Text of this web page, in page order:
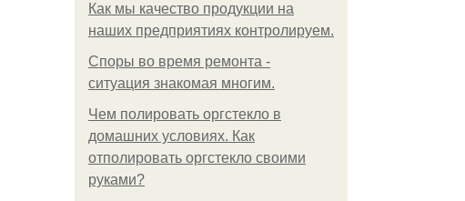
Как мы качество продукции на
наших предприятиях контролируем.
Споры во время ремонта -
ситуация знакомая многим.
Чем полировать оргстекло в
домашних условиях. Как
отполировать оргстекло своими
руками?